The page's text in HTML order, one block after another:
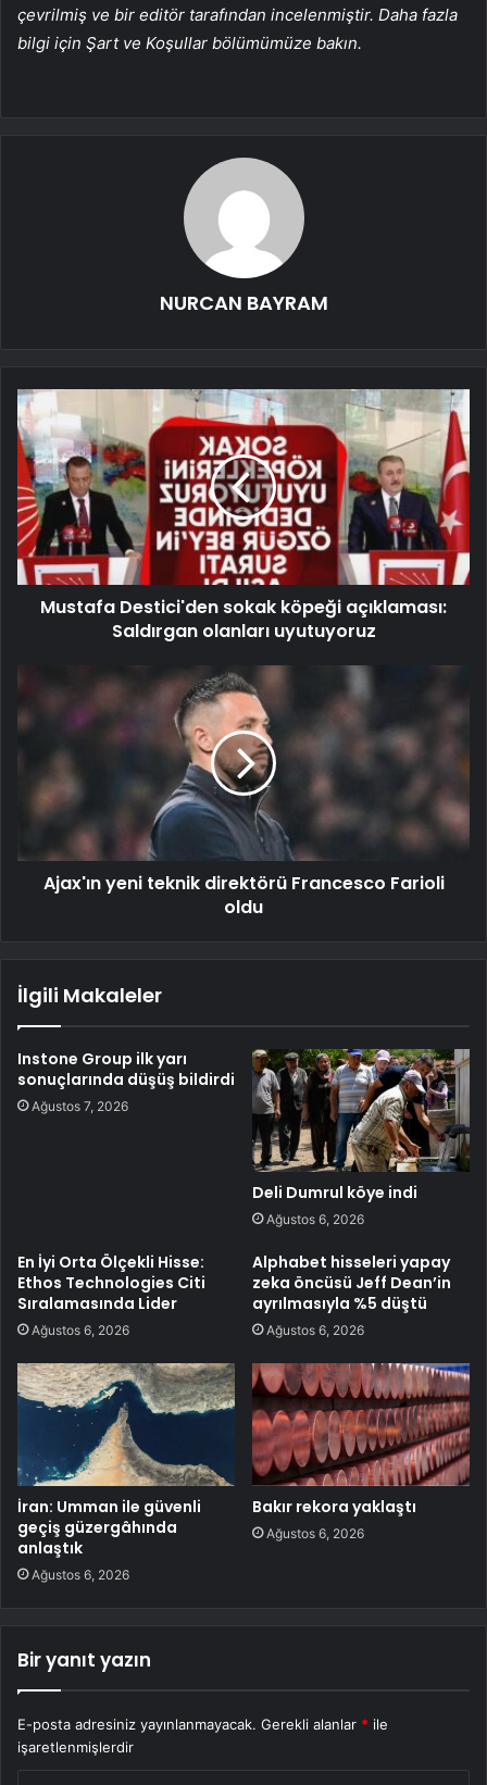
çevrilmiş ve bir editör tarafından incelenmiştir. Daha fazla
bilgi için Şart ve Koşullar bölümümüze bakın.
NURCAN BAYRAM
Mustafa Destici'den sokak köpeği açıklaması:
Saldırgan olanları uyutuyoruz
Ajax'ın yeni teknik direktörü Francesco Farioli
oldu
İlgili Makaleler
Instone Group ilk yarı
sonuçlarında düşüş bildirdi
Ağustos 7, 2026
Deli Dumrul köye indi
Ağustos 6, 2026
En İyi Orta Ölçekli Hisse:
Ethos Technologies Citi
Sıralamasında Lider
Ağustos 6, 2026
Alphabet hisseleri yapay
zeka öncüsü Jeff Dean’in
ayrılmasıyla %5 düştü
Ağustos 6, 2026
İran: Umman ile güvenli
geçiş güzergâhında
anlaştık
Ağustos 6, 2026
Bakır rekora yaklaştı
Ağustos 6, 2026
Bir yanıt yazın
E-posta adresiniz yayınlanmayacak. Gerekli alanlar * ile
işaretlenmişlerdir